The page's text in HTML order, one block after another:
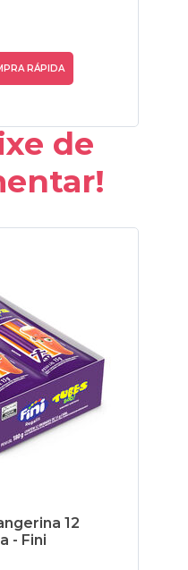
RÁPIDA
de
12
- Fini